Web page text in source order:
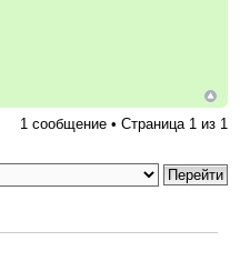
1 сообщение • Страница 1из 1